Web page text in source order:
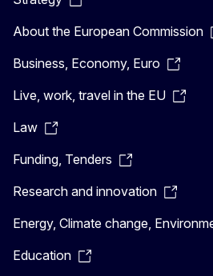
About the European Commission
Business, Economy, Euro
Live, work, travel in the EU
Law
Funding, Tenders
Research and innovation
Energy, Climate change,
Education